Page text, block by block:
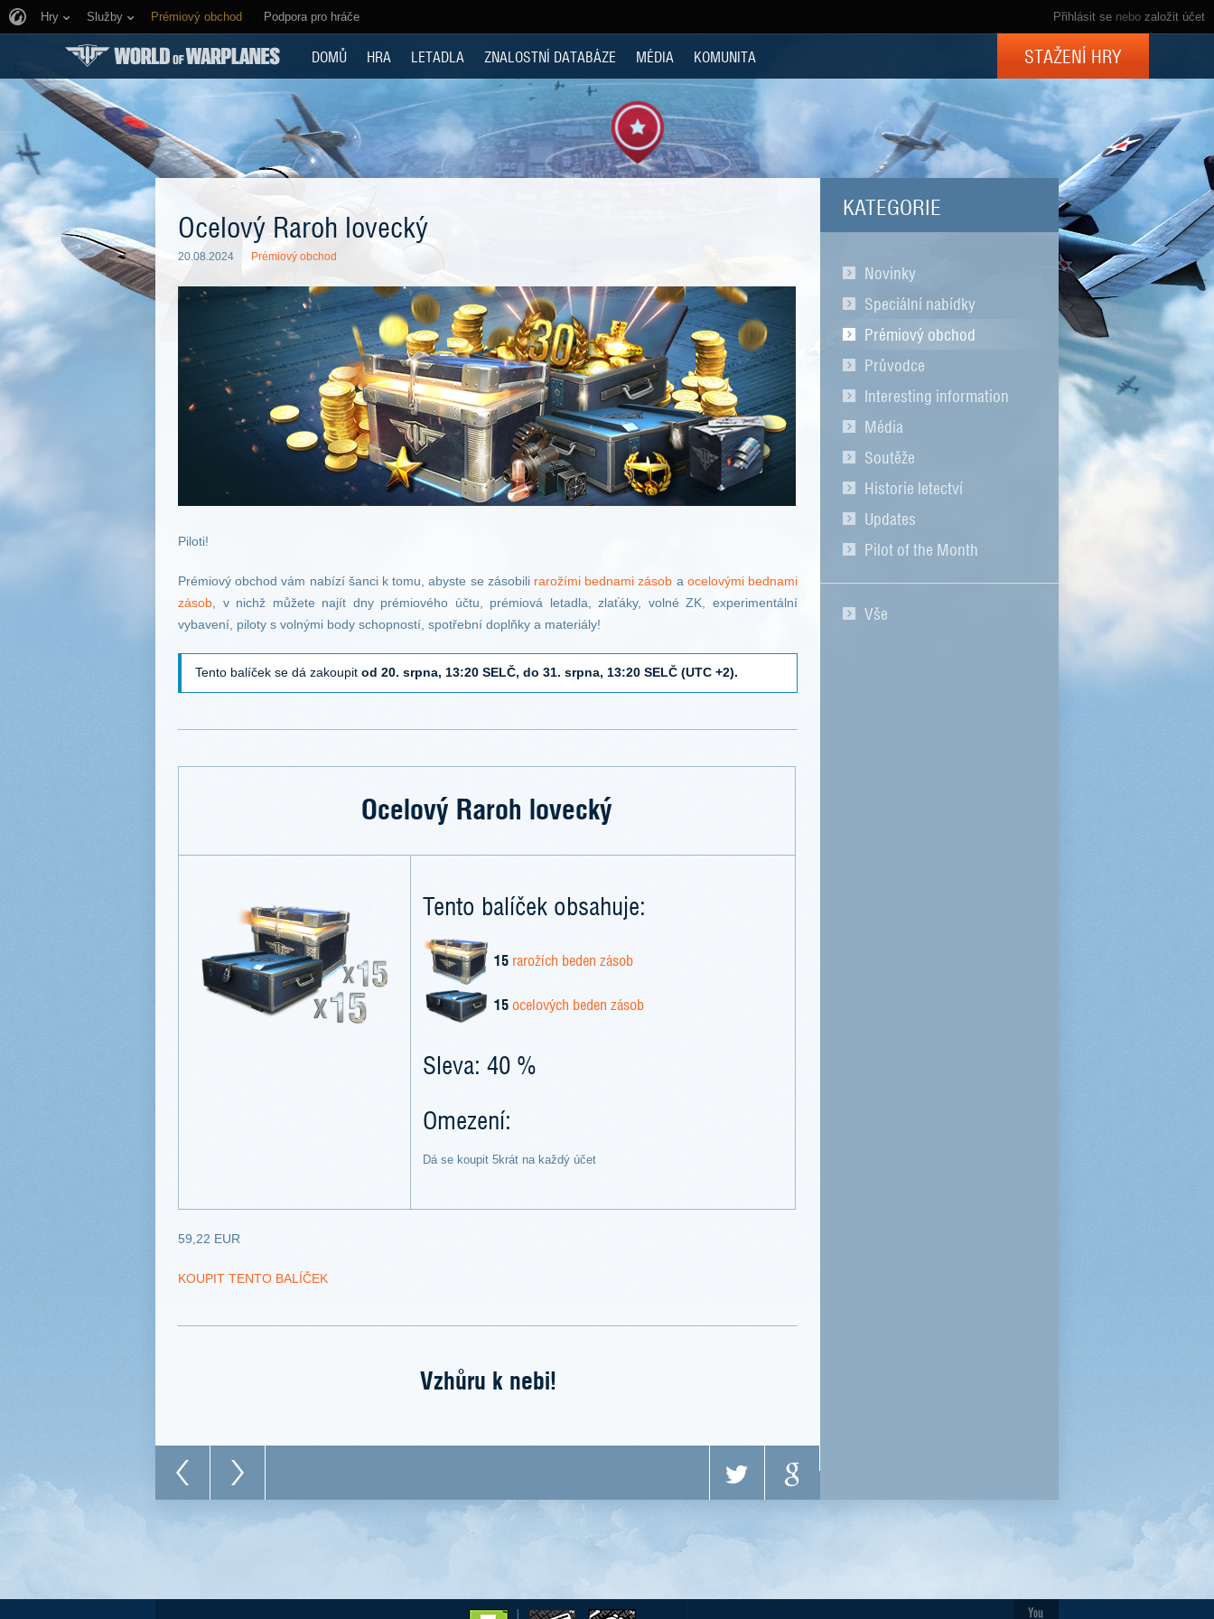
Přihlásit se nebo založit účet
Hry Služby Prémiový obchod Podpora pro hráče
DOMŮ HRA LETADLA ZNALOSTNÍ DATABÁZE MÉDIA KOMUNITA STAŽENÍ HRY
KATEGORIE
Novinky
Speciální nabídky
Prémiový obchod
Průvodce
Interesting information
Média
Soutěže
Historie letectví
Updates
Pilot of the Month
Vše
Ocelový Raroh lovecký
20.08.2024 Prémiový obchod
Piloti!
Prémiový obchod vám nabízí šanci k tomu, abyste se zásobili rarožími bednami zásob a ocelovými bednami
zásob , v nichž můžete najít dny prémiového účtu, prémiová letadla, zlaťáky, volné ZK, experimentální
vybavení, piloty s volnými body schopností, spotřební doplňky a materiály!
Tento balíček se dá zakoupit od 20. srpna, 13:20 SELČ, do 31. srpna, 13:20 SELČ (UTC +2).
Ocelový Raroh lovecký
Tento balíček obsahuje:
15 rarožích beden zásob
15ocelových beden zásob
Sleva: 40 %
Omezení:
Dá se koupit 5krát na každý účet
59,22 EUR
KOUPIT TENTO BALÍČEK
Vzhůru k nebi!